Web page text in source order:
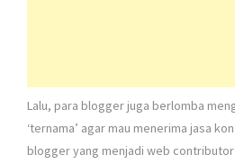
Lalu, para blogger juga berlomba
‘ternama’ agar mau menerima jasa
blogger yang menjadi web contributor